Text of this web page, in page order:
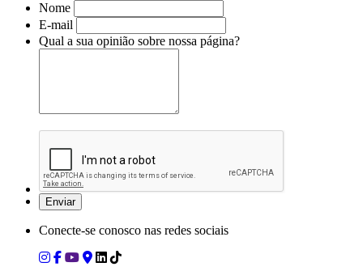
Nome
E-mail
Qual a sua opinião sobre nossa página?
Conecte-se conosco nas redes sociais